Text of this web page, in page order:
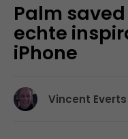
Palm
echte
iPhone
Vincent Everts